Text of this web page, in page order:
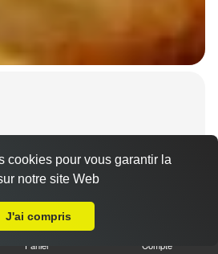
chou, carottes
Panier Compte
cookies pour vous garantir la
notre site Web
J'ai compris